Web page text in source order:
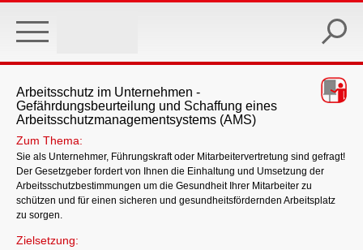
main
Arbeitsschutz im Unternehmen -
Gefährdungsbeurteilung und Schaffung eines
Arbeitsschutzmanagementsystems (AMS)
Zum Thema:
Sie als Unternehmer, Führungskraft oder Mitarbeitervertretung sind gefragt!
Der Gesetzgeber fordert von Ihnen die Einhaltung und Umsetzung der
Arbeitsschutzbestimmungen um die Gesundheit Ihrer Mitarbeiter zu
schützen und für einen sicheren und gesundheitsfördernden Arbeitsplatz
zu sorgen.
Zielsetzung: